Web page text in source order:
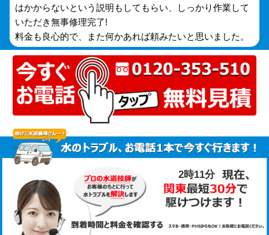
はかからないという説明もしてもらい、しっかり作業して
いただき無事修理完了!
料金も良心的で、また何かあれば頼みたいと思いました。
2時11分